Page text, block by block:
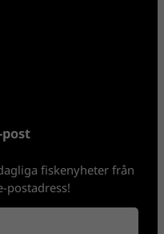
post
fiskenyheter från
postadress!